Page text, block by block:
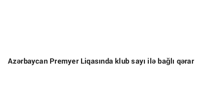
Azərbaycan Premyer Liqasında klub sayı ilə bağlı qərar